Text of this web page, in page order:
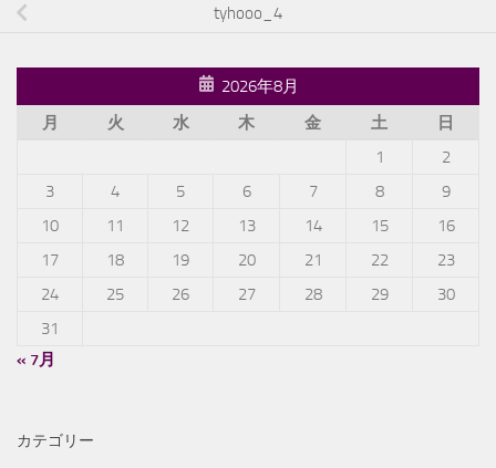
tyhooo_4
2026年8月
月
火 水 木 金 土
日
1
2
3
4 5 6 7 8
9
10
11 12 13 14 15
16
17
18 19 20 21 22
23
24
25 26 27 28 29
30
31
« 7月
カテゴリー